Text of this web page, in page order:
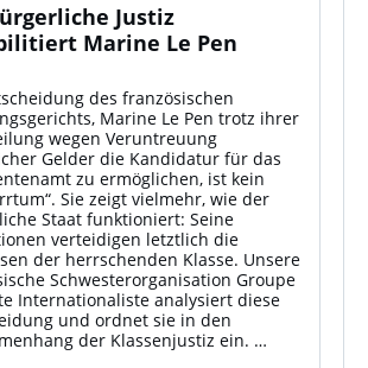
Justiz
Marine Le Pen
des französischen
Marine Le Pen trotz ihrer
wegen Veruntreuung
Gelder die Kandidatur für das
zu ermöglichen, ist kein
Sie zeigt vielmehr, wie der
Staat funktioniert: Seine
verteidigen letztlich die
der herrschenden Klasse. Unsere
Schwesterorganisation Groupe
Internationaliste analysiert diese
und ordnet sie in den
der Klassenjustiz ein. …